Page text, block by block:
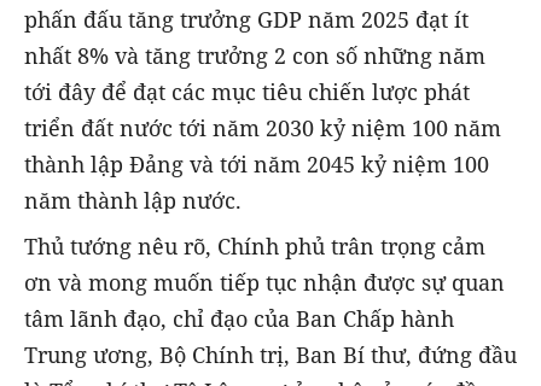
phấn đấu tăng trưởng GDP năm 2025 đạt ít
nhất 8% và tăng trưởng 2 con số những năm
tới đây để đạt các mục tiêu chiến lược phát
triển đất nước tới năm 2030 kỷ niệm 100 năm
thành lập Đảng và tới năm 2045 kỷ niệm 100
năm thành lập nước.
Thủ tướng nêu rõ, Chính phủ trân trọng cảm
ơn và mong muốn tiếp tục nhận được sự quan
tâm lãnh đạo, chỉ đạo của Ban Chấp hành
Trung ương, Bộ Chính trị, Ban Bí thư, đứng đầu